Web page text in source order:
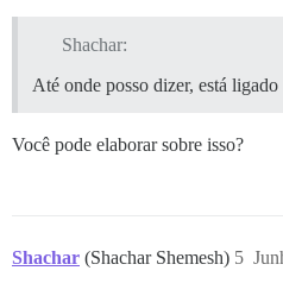
Shachar:
Até onde posso dizer, está ligado
Você pode elaborar sobre isso?
Shachar (Shachar Shemesh) 5